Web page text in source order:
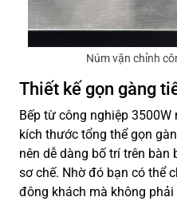
Núm vặn chỉnh
Thiết kế gọn gàng
Bếp từ công nghiệp
kích thước tổng thể gọn
nên dễ dàng bố trí trên bàn
sơ chế. Nhờ đó bạn có thể
đông khách mà không